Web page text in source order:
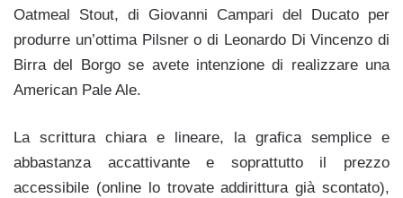
Oatmeal Stout, di Giovanni Campari del Ducato per
produrre un’ottima Pilsner o di Leonardo Di Vincenzo di
Birra del Borgo se avete intenzione di realizzare una
American Pale Ale.
La scrittura chiara e lineare, la grafica semplice e
abbastanza accattivante e soprattutto il prezzo
accessibile (online lo trovate addirittura già scontato),